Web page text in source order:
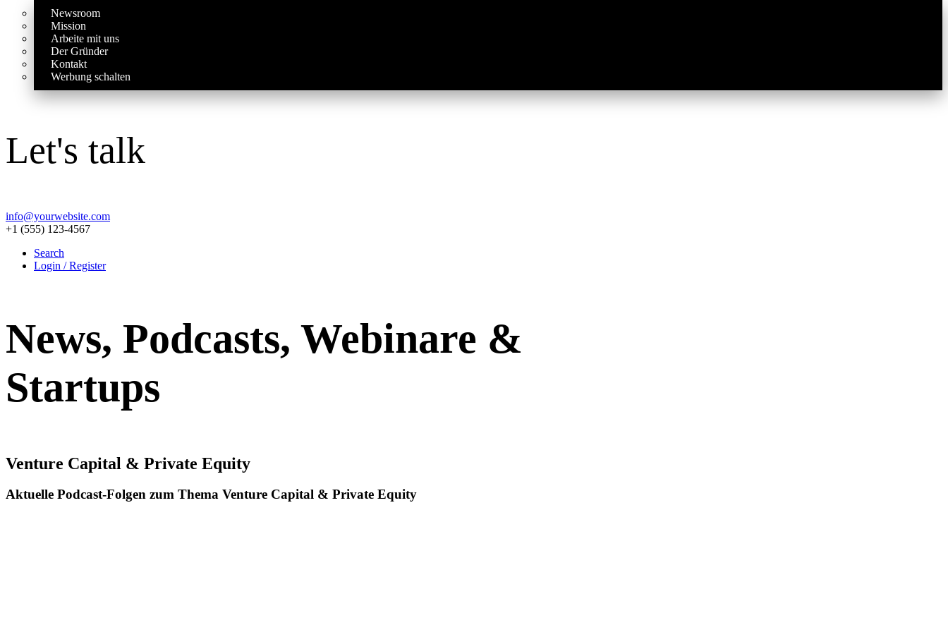
Newsroom
Mission
Arbeite mit uns
Der Gründer
Kontakt
Werbung schalten
Let's talk
info@yourwebsite.com
+1 (555) 123-4567
Search
Login / Register
News, Podcasts, Webinare &
Startups
Venture Capital & Private Equity
Aktuelle Podcast-Folgen zum Thema Venture Capital & Private Equity